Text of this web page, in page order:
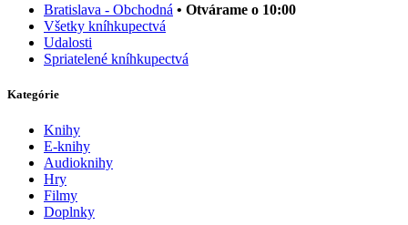
Bratislava - Obchodná • Otvárame o 10:00
Všetky kníhkupectvá
Udalosti
Spriatelené kníhkupectvá
Kategórie
Knihy
E-knihy
Audioknihy
Hry
Filmy
Doplnky